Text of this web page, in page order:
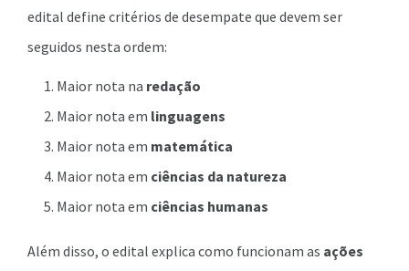
edital define critérios de desempate que devem ser
seguidos nesta ordem:
Maior nota na redação
Maior nota em linguagens
Maior nota em matemática
Maior nota em ciências da natureza
Maior nota em ciências humanas
Além disso, o edital explica como funcionam as ações